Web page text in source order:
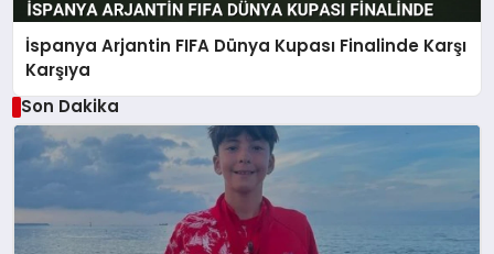
İspanya Arjantin FIFA Dünya Kupası Finalinde Karşı
Karşıya
Son Dakika